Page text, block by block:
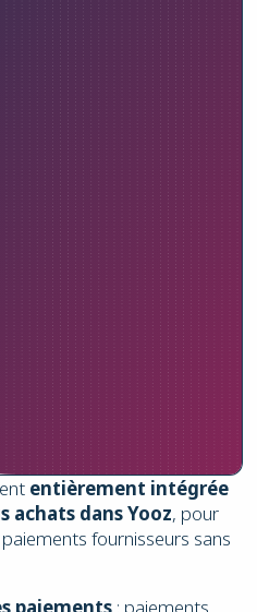
entièrement intégrée
achats dans Yooz, pour
fournisseurs sans